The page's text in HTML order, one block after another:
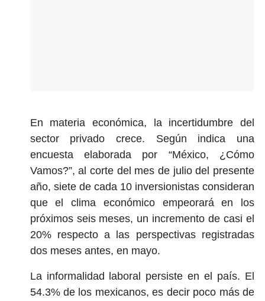
En materia económica, la incertidumbre del
sector privado crece. Según indica una
encuesta elaborada por “México, ¿Cómo
Vamos?”, al corte del mes de julio del presente
año, siete de cada 10 inversionistas consideran
que el clima económico empeorará en los
próximos seis meses, un incremento de casi el
20% respecto a las perspectivas registradas
dos meses antes, en mayo.
La informalidad laboral persiste en el país. El
54.3% de los mexicanos, es decir poco más de